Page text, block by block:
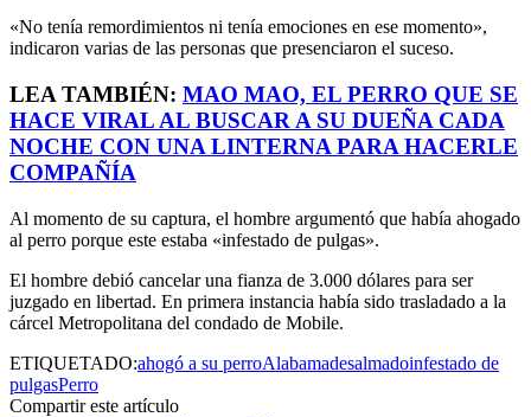
«No tenía remordimientos ni tenía emociones en ese momento»,
indicaron varias de las personas que presenciaron el suceso.
LEA TAMBIÉN: MAO MAO, EL PERRO QUE SE
HACE VIRAL AL BUSCAR A SU DUEÑA CADA
NOCHE CON UNA LINTERNA PARA HACERLE
COMPAÑÍA
Al momento de su captura, el hombre argumentó que había ahogado
al perro porque este estaba «infestado de pulgas».
El hombre debió cancelar una fianza de 3.000 dólares para ser
juzgado en libertad. En primera instancia había sido trasladado a la
cárcel Metropolitana del condado de Mobile.
ETIQUETADO:ahogó a su perroAlabamadesalmadoinfestado de
pulgasPerro
Compartir este artículo